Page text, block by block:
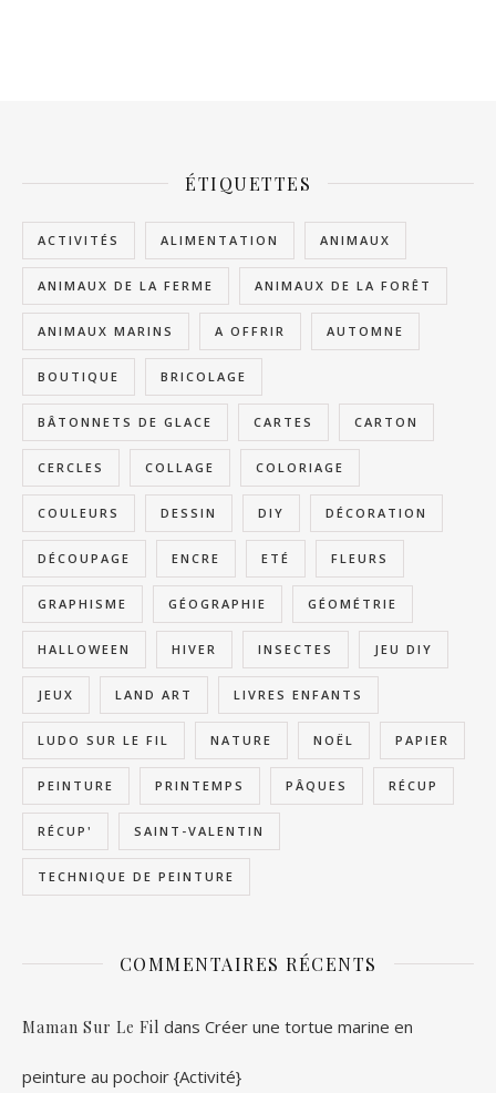
ÉTIQUETTES
ACTIVITÉS ALIMENTATION ANIMAUX
ANIMAUX DE LA FERME ANIMAUX DE LA FORÊT
ANIMAUX MARINS A OFFRIR AUTOMNE
BOUTIQUE BRICOLAGE
BÂTONNETS DE GLACE CARTES CARTON
CERCLES COLLAGE COLORIAGE
COULEURS DESSIN DIY DÉCORATION
DÉCOUPAGE ENCRE ETÉ FLEURS
GRAPHISME GÉOGRAPHIE GÉOMÉTRIE
HALLOWEEN HIVER INSECTES JEU DIY
JEUX LAND ART LIVRES ENFANTS
LUDO SUR LE FIL NATURE NOËL PAPIER
PEINTURE PRINTEMPS PÂQUES RÉCUP
RÉCUP' SAINT-VALENTIN
TECHNIQUE DE PEINTURE
COMMENTAIRES RÉCENTS
Maman Sur Le Fil dans Créer une tortue marine en
peinture au pochoir {Activité}